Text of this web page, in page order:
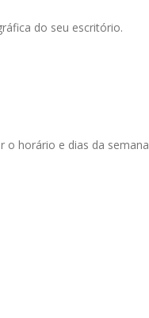
do seu escritório.
o horário e dias da semana